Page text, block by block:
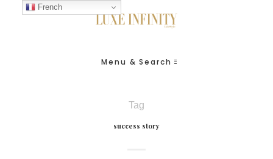
Menu & Search
Tag
success story
French